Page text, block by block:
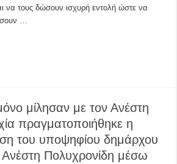
πορεία
Νίκης
να τους δώσουν ισχυρή εντολή ώστε να
…
μίλησαν με τον Ανέστη
πραγματοποιήθηκε η
του υποψηφίου δημάρχου
Πολυχρονίδη μέσω